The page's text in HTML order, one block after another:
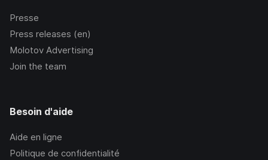
Presse
Press releases (en)
Molotov Advertising
Join the team
Besoin d'aide
Aide en ligne
Politique de confidentialité